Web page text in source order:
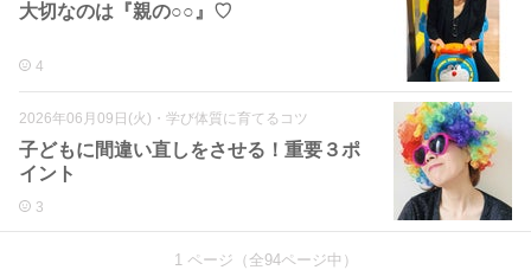
大切なのは『親の○○』♡
4
2026年06月09日(火) ・ 学び体質に育てるコツ
子どもに間違い直しをさせる！重要３ポ
イント
3
1ページ（全94ページ中）